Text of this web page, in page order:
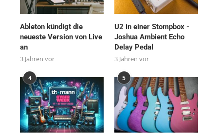
Ableton kündigt die
neueste Version von Live
an
3 Jahren vor
U2 in einer Stompbox -
Joshua Ambient Echo
Delay Pedal
3 Jahren vor
4 5